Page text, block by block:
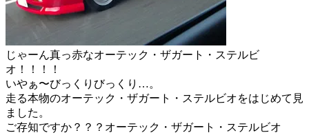
じゃーん真っ赤なオーテック・ザガート・ステルビ
オ！！！！
いやぁ〜びっくりびっくり…。
走る本物のオーテック・ザガート・ステルビオをはじめて見
ました。
ご存知ですか？？？オーテック・ザガート・ステルビオ